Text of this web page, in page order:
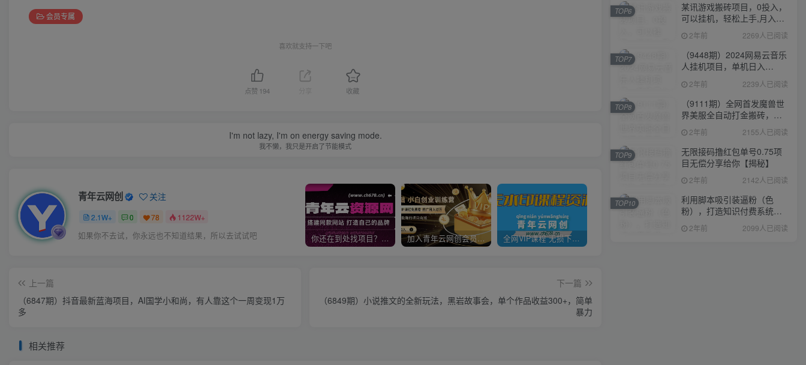
会员专属
喜欢就支持一下吧
点赞 194 收藏
I'm not lazy, I'm on energy saving mode.
我不懒，我只是开启了节能模式
青年云网创 关注
2.1W+ 0 78 1122W+
如果你不去试，你永远也不知道结果，所以去试试吧 你还在到处找项目？还在当韭菜？我靠卖项目一个月收入5万+，曾经我也是个失败者。 加入青年云网创会员，全站资源免费学习。加入高级合伙人，推广日入1000+ 全网VIP课程 无损下载~
上一篇
（6847期）抖音最新蓝海项目，AI国学小和尚，有人靠这个一周变现1万
多
下一篇
（6849期）小说推文的全新玩法，黑岩故事会，单个作品收益300+，简单
暴力
相关推荐
某讯游戏搬砖项目，0投入，
可以挂机，轻松上手,月入
3000+上不封顶
2年前 2269人已阅读
TOP6
（9448期）2024网易云音乐
人挂机项目，单机日入
150+，无脑月入5000+
2年前 2239人已阅读
TOP7
（9111期）全网首发魔兽世
界美服全自动打金搬砖，日
入1000+，简单好操作，保
姆级教学
2年前 2155人已阅读
TOP8
无限接码撸红包单号0.75项
目无偿分享给你【揭秘】
2年前 2142人已阅读
TOP9
利用脚本吸引装逼粉（色
粉），打造知识付费系统，
附388元美女写真项目
2年前 2099人已阅读
TOP10